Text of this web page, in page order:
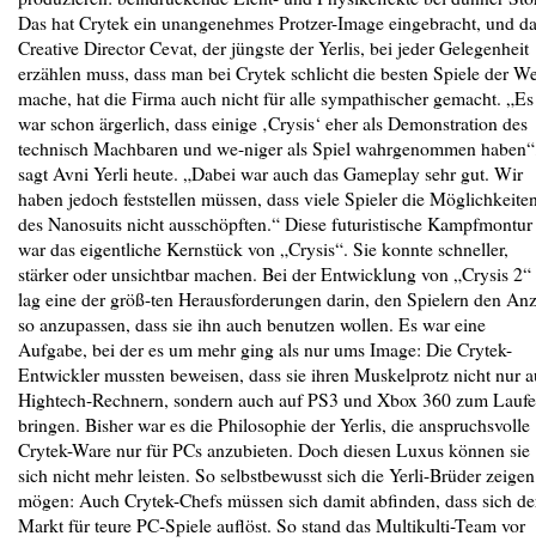
Das hat Crytek ein unangenehmes Protzer-Image eingebracht, und
Creative Director Cevat, der jüngste der Yerlis, bei jeder Gelegenheit
erzählen muss, dass man bei Crytek schlicht die besten Spiele der
mache, hat die Firma auch nicht für alle sympathischer gemacht. „Es
war schon ärgerlich, dass einige ‚Crysis‘ eher als Demonstration des
technisch Machbaren und we-niger als Spiel wahrgenommen
sagt Avni Yerli heute. „Dabei war auch das Gameplay sehr gut. Wir
haben jedoch feststellen müssen, dass viele Spieler die
des Nanosuits nicht ausschöpften.“ Diese futuristische Kampfmontur
war das eigentliche Kernstück von „Crysis“. Sie konnte schneller,
stärker oder unsichtbar machen. Bei der Entwicklung von „Crysis 2“
lag eine der größ-ten Herausforderungen darin, den Spielern den
so anzupassen, dass sie ihn auch benutzen wollen. Es war eine
Aufgabe, bei der es um mehr ging als nur ums Image: Die Crytek-
Entwickler mussten beweisen, dass sie ihren Muskelprotz nicht nur
Hightech-Rechnern, sondern auch auf PS3 und Xbox 360 zum
bringen. Bisher war es die Philosophie der Yerlis, die anspruchsvolle
Crytek-Ware nur für PCs anzubieten. Doch diesen Luxus können sie
sich nicht mehr leisten. So selbstbewusst sich die Yerli-Brüder zeigen
mögen: Auch Crytek-Chefs müssen sich damit abfinden, dass sich
Markt für teure PC-Spiele auflöst. So stand das Multikulti-Team vor